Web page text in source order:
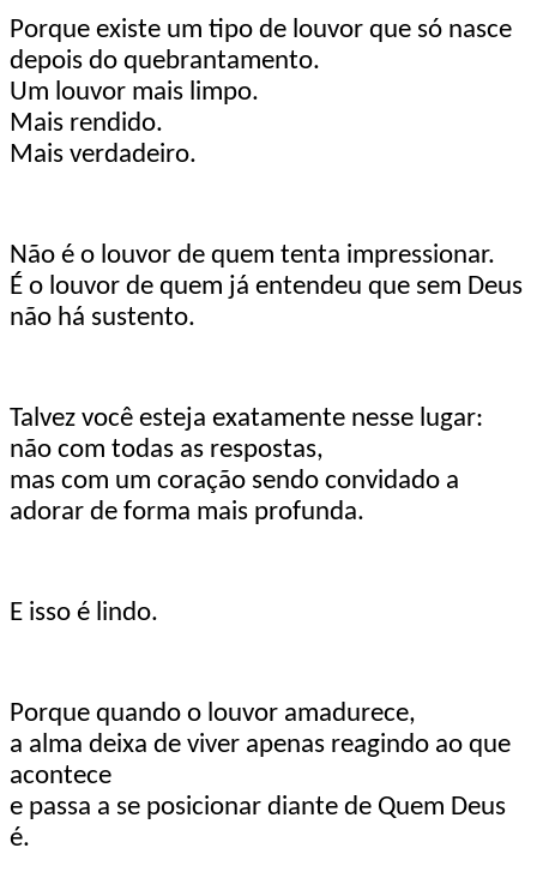
Porque existe um tipo de louvor que só nasce
depois do quebrantamento.
Um louvor mais limpo.
Mais rendido.
Mais verdadeiro.
Não é o louvor de quem tenta impressionar.
É o louvor de quem já entendeu que sem Deus
não há sustento.
Talvez você esteja exatamente nesse lugar:
não com todas as respostas,
mas com um coração sendo convidado a
adorar de forma mais profunda.
E isso é lindo.
Porque quando o louvor amadurece,
a alma deixa de viver apenas reagindo ao que
acontece
e passa a se posicionar diante de Quem Deus
é.